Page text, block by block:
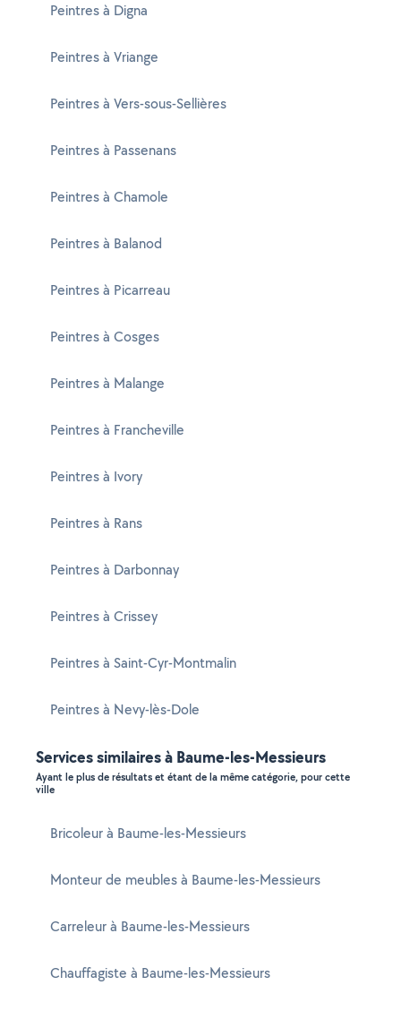
Peintres à Digna
Peintres à Vriange
Peintres à Vers-sous-Sellières
Peintres à Passenans
Peintres à Chamole
Peintres à Balanod
Peintres à Picarreau
Peintres à Cosges
Peintres à Malange
Peintres à Francheville
Peintres à Ivory
Peintres à Rans
Peintres à Darbonnay
Peintres à Crissey
Peintres à Saint-Cyr-Montmalin
Peintres à Nevy-lès-Dole
Services similaires à Baume-les-Messieurs
Ayant le plus de résultats et étant de la même catégorie, pour cette
ville
Bricoleur à Baume-les-Messieurs
Monteur de meubles à Baume-les-Messieurs
Carreleur à Baume-les-Messieurs
Chauffagiste à Baume-les-Messieurs